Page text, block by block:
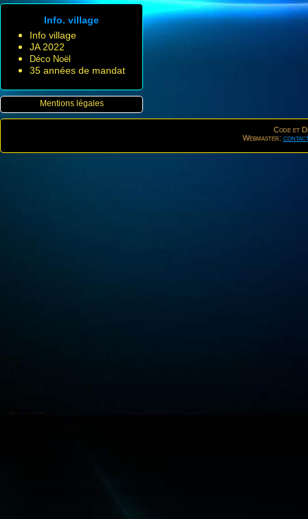
Info. village
Info village
JA 2022
Déco Noël
35 années de mandat
Mentions légales
Code et
Webmaster: